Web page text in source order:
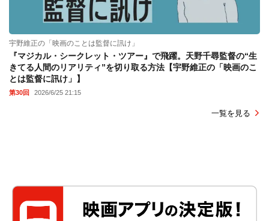
宇野維正の「映画のことは監督に訊け」
『マジカル・シークレット・ツアー』で飛躍。天野千尋監督の“生
きてる人間のリアリティ”を切り取る方法【宇野維正の「映画のこ
とは監督に訊け」】
第30回 2026/6/25 21:15
一覧を見る